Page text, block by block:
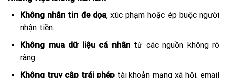
Không nhắn tin đe dọa, xúc phạm hoặc ép buộc người
nhận tiền.
Không mua dữ liệu cá nhântừ các nguồn không rõ
ràng.
Không truy cập trái phéptài khoản mạng xã hội, email